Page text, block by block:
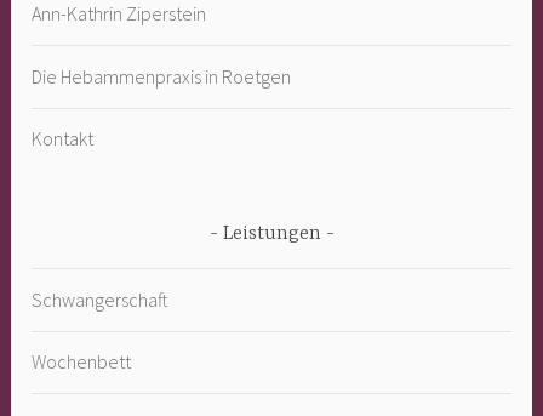
Ann-Kathrin Ziperstein
Die Hebammenpraxis in Roetgen
Kontakt
Leistungen
Schwangerschaft
Wochenbett